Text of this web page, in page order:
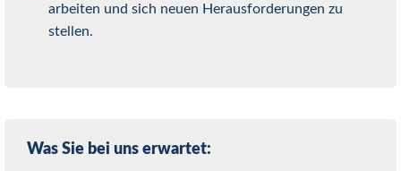
arbeiten und sich neuen Herausforderungen zu
stellen.
Was Sie bei uns erwartet: